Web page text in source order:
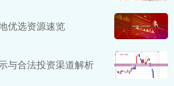
优选资源速览
与合法投资渠道解析